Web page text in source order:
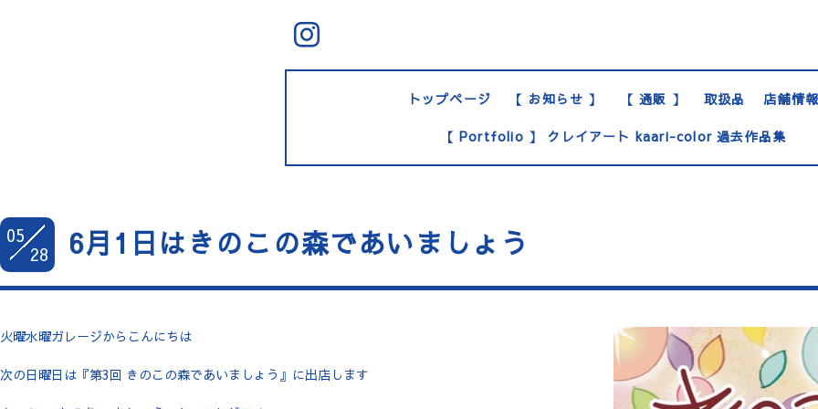
トップページ 【 お知らせ 】 【 通販 】 取扱品 店舗情
【 Portfolio 】 クレイアート kaari-color 過去作品集
05
28
6月1日はきのこの森であいましょう
火曜水曜ガレージからこんにちは
次の日曜日は『第3回 きのこの森であいましょう』に出店します